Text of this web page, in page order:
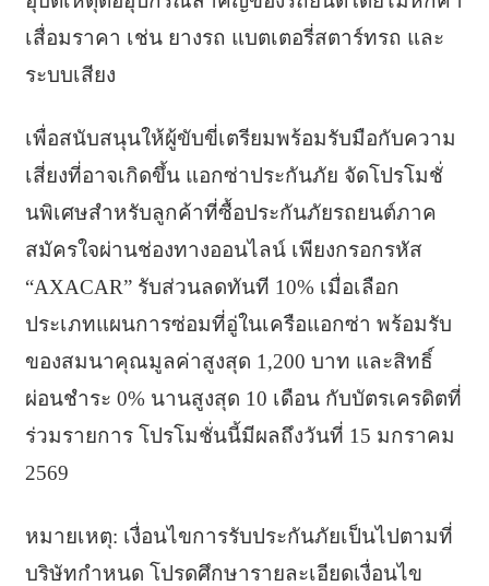
เสื่อมราคา เช่น ยางรถ แบตเตอรี่สตาร์ทรถ และ
ระบบเสียง
เพื่อสนับสนุนให้ผู้ขับขี่เตรียมพร้อมรับมือกับความ
เสี่ยงที่อาจเกิดขึ้น แอกซ่าประกันภัย จัดโปรโมชั่
นพิเศษสำหรับลูกค้าที่ซื้อประกันภัยรถยนต์ภาค
สมัครใจผ่านช่องทางออนไลน์ เพียงกรอกรหัส
“AXACAR” รับส่วนลดทันที 10% เมื่อเลือก
ประเภทแผนการซ่อมที่อู่ในเครือแอกซ่า พร้อมรับ
ของสมนาคุณมูลค่าสูงสุด 1,200 บาท และสิทธิ์
ผ่อนชำระ 0% นานสูงสุด 10 เดือน กับบัตรเครดิตที่
ร่วมรายการ โปรโมชั่นนี้มีผลถึงวันที่ 15 มกราคม
2569
หมายเหตุ: เงื่อนไขการรับประกันภัยเป็นไปตามที่
บริษัทกำหนด โปรดศึกษารายละเอียดเงื่อนไข